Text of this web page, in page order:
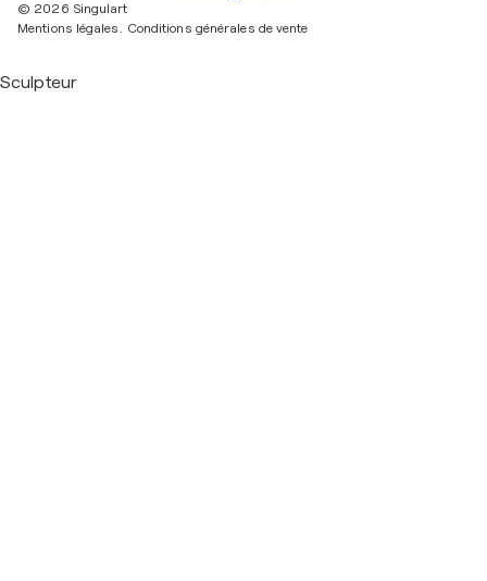
© 2026 Singulart
Mentions légales. Conditions générales de vente
Sculpteur